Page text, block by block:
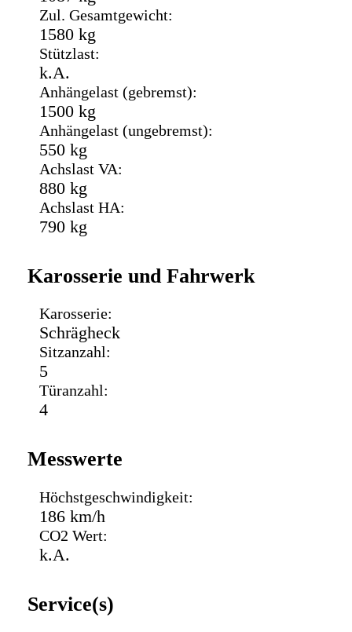
Zul. Gesamtgewicht:
1580 kg
Stützlast:
k.A.
Anhängelast (gebremst):
1500 kg
Anhängelast (ungebremst):
550 kg
Achslast VA:
880 kg
Achslast HA:
790 kg
Karosserie und Fahrwerk
Karosserie:
Schrägheck
Sitzanzahl:
5
Türanzahl:
4
Messwerte
Höchstgeschwindigkeit:
186 km/h
CO2 Wert:
k.A.
Service(s)